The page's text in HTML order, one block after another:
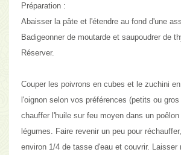
Préparation :
Abaisser la pâte et l'étendre au fond d'une
Badigeonner de moutarde et saupoudrer de
Réserver.
Couper les poivrons en cubes et le zuchini
l'oignon selon vos préférences (petits ou
chauffer l'huile sur feu moyen dans un
légumes. Faire revenir un peu pour
environ 1/4 de tasse d'eau et couvrir. Laisser